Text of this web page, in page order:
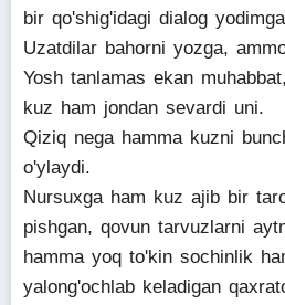
bir qo'shig'idagi dialog
Uzatdilar bahorni yozga,
Yosh tanlamas ekan muhabbat,
kuz ham jondan sevardi uni.
Qiziq nega hamma kuzni
o'ylaydi.
Nursuxga ham kuz ajib bir
pishgan, qovun tarvuzlarni
hamma yoq to'kin sochinlik
yalong'ochlab keladigan